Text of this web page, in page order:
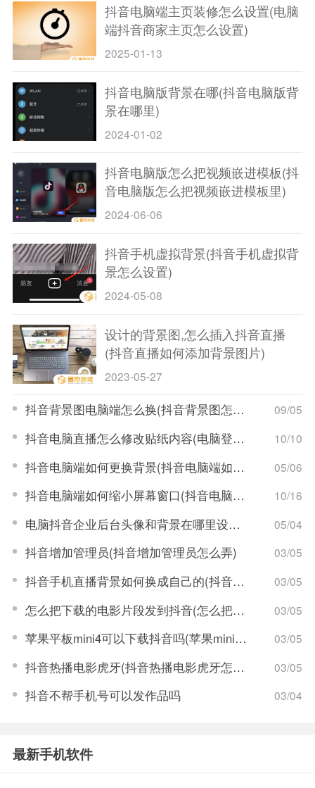
抖音电脑端主页装修怎么设置(电脑
端抖音商家主页怎么设置)
2025-01-13
抖音电脑版背景在哪(抖音电脑版背
景在哪里)
2024-01-02
抖音电脑版怎么把视频嵌进模板(抖
音电脑版怎么把视频嵌进模板里)
2024-06-06
抖音手机虚拟背景(抖音手机虚拟背
景怎么设置)
2024-05-08
设计的背景图,怎么插入抖音直播
(抖音直播如何添加背景图片)
2023-05-27
抖音背景图电脑端怎么换(抖音背景图怎么制作) 09/05
抖音电脑直播怎么修改贴纸内容(电脑登录抖音怎么直播) 10/10
抖音电脑端如何更换背景(抖音电脑端如何开播) 05/06
抖音电脑端如何缩小屏幕窗口(抖音电脑端如何开播) 10/16
电脑抖音企业后台头像和背景在哪里设置(抖音电脑背景图) 05/04
抖音增加管理员(抖音增加管理员怎么弄) 03/05
抖音手机直播背景如何换成自己的(抖音手机直播手游) 03/05
怎么把下载的电影片段发到抖音(怎么把下载的电影片段发到抖音上) 03/05
苹果平板mini4可以下载抖音吗(苹果mini4平板多少钱) 03/05
抖音热播电影虎牙(抖音热播电影虎牙怎么看) 03/05
抖音不帮手机号可以发作品吗 03/04
最新手机软件